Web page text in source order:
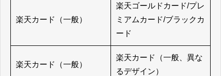
楽天カード（一般）
楽天ゴールドカード/プレ
ミアムカード/ブラックカ
ード
楽天カード（一般）
楽天カード（一般、異な
るデザイン）